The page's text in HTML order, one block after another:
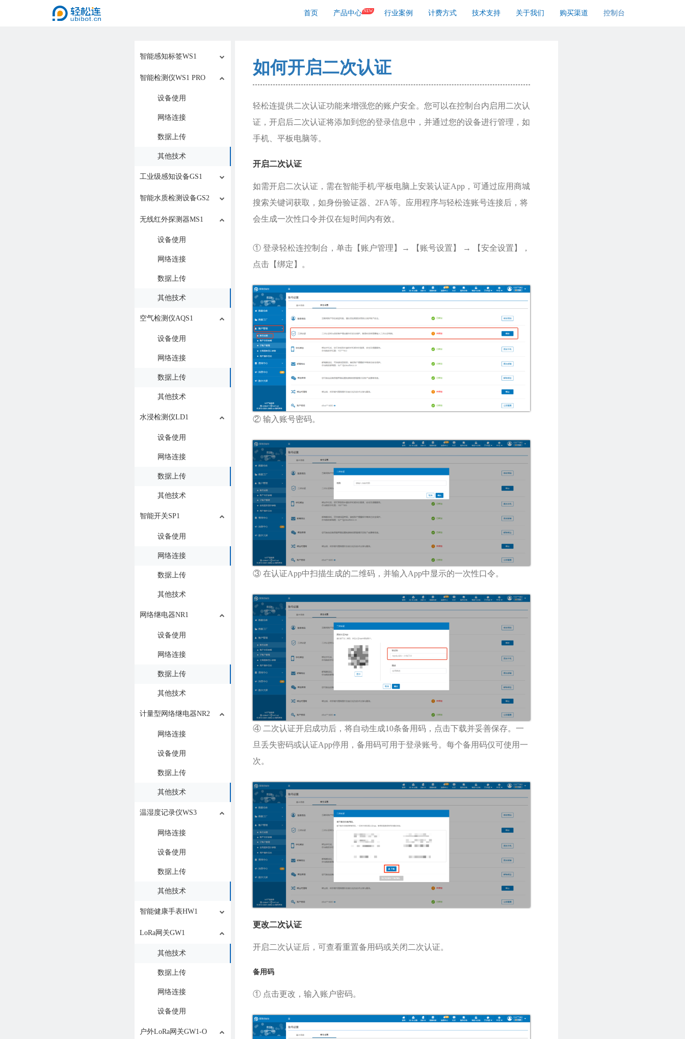
首页 产品中心 NEW 行业案例 计费方式 技术支持 关于我们 购买渠道 控制台
智能感知标签WS1
智能检测仪WS1 PRO
设备使用
网络连接
数据上传
其他技术
工业级感知设备GS1
智能水质检测设备GS2
无线红外探测器MS1
设备使用
网络连接
数据上传
其他技术
空气检测仪AQS1
设备使用
网络连接
数据上传
其他技术
水浸检测仪LD1
设备使用
网络连接
数据上传
其他技术
智能开关SP1
设备使用
网络连接
数据上传
其他技术
网络继电器NR1
设备使用
网络连接
数据上传
其他技术
计量型网络继电器NR2
网络连接
设备使用
数据上传
其他技术
温湿度记录仪WS3
网络连接
设备使用
数据上传
其他技术
智能健康手表HW1
LoRa网关GW1
其他技术
数据上传
网络连接
设备使用
户外LoRa网关GW1-O
如何开启二次认证
轻松连提供二次认证功能来增强您的账户安全。您可以在控制台内启用二次认
证，开启后二次认证将添加到您的登录信息中，并通过您的设备进行管理，如
手机、平板电脑等。
开启二次认证
如需开启二次认证，需在智能手机/平板电脑上安装认证App，可通过应用商城
搜索关键词获取，如身份验证器、2FA等。应用程序与轻松连账号连接后，将
会生成一次性口令并仅在短时间内有效。
① 登录轻松连控制台，单击【账户管理】→ 【账号设置】 → 【安全设置】，
点击【绑定】。
② 输入账号密码。
③ 在认证App中扫描生成的二维码，并输入App中显示的一次性口令。
④ 二次认证开启成功后，将自动生成10条备用码，点击下载并妥善保存。一
旦丢失密码或认证App停用，备用码可用于登录账号。每个备用码仅可使用一
次。
更改二次认证
开启二次认证后，可查看重置备用码或关闭二次认证。
备用码
① 点击更改，输入账户密码。